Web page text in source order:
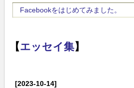
Facebookをはじめてみました。
【エッセイ集】
[2023-10-14]